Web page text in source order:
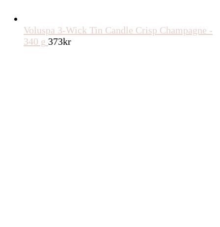
Voluspa 3-Wick Tin Candle Crisp Champagne -
340 g 373kr